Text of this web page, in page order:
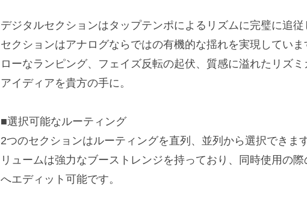
デジタルセクションはタップテンポによるリズムに完璧に追
セクションはアナログならではの有機的な揺れを実現してい
ローなランピング、フェイズ反転の起伏、質感に溢れたリズ
アイディアを貴方の手に。
■選択可能なルーティング
2つのセクションはルーティングを直列、並列から選択できま
リュームは強力なブーストレンジを持っており、同時使用の
へエディット可能です。